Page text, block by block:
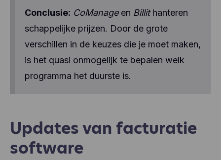
Conclusie: CoManageen Billithanteren
schappelijke prijzen. Door de grote
verschillen in de keuzes die je moet maken,
is het quasi onmogelijk te bepalen welk
programma het duurste is.
Updates van facturatie
software